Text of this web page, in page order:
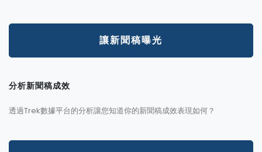
讓新聞稿曝光
分析新聞稿成效
透過Trek數據平台的分析讓您知道你的新聞稿成效表現如何？